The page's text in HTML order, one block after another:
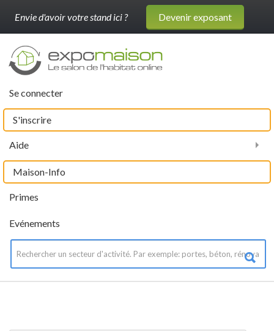
Envie d'avoir votre stand ici ? Devenir exposant
Se connecter
S'inscrire
Aide
Evénements
Primes
Maison-Info